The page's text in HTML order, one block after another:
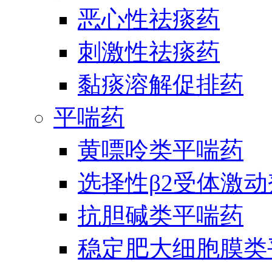
恶心性祛痰药
刺激性祛痰药
黏痰溶解促排药
平喘药
黄嘌呤类平喘药
选择性β2受体激
抗胆碱类平喘药
稳定肥大细胞膜